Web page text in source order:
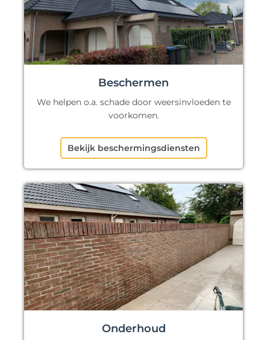
Beschermen
We helpen o.a. schade door weersinvloeden te
voorkomen.
Bekijk beschermingsdiensten
Onderhoud